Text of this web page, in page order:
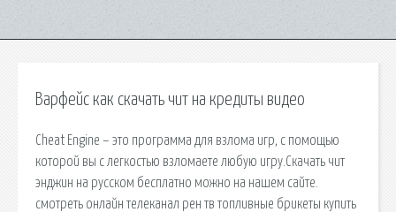
Варфейс как скачать чит на кредиты видео
Cheat Engine – это программа для взлома игр, с помощью
которой вы с легкостью взломаете любую игру.Скачать чит
энджин на русском бесплатно можно на нашем сайте.
смотреть онлайн телеканал рен тв топливные брикеты купить